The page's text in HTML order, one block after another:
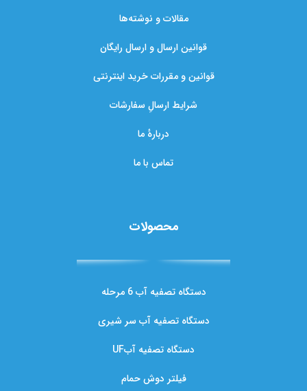
مقالات و نوشته‌ها
قوانین ارسال و ارسال رایگان
قوانین و مقررات خرید اینترنتی
شرایط ارسالِ سفارشات
دربارهٔ ما
تماس با ما
محصولات
دستگاه تصفیه آب 6 مرحله
دستگاه تصفیه آب سر شیری
دستگاه تصفیه آبUF
فیلتر دوش حمام